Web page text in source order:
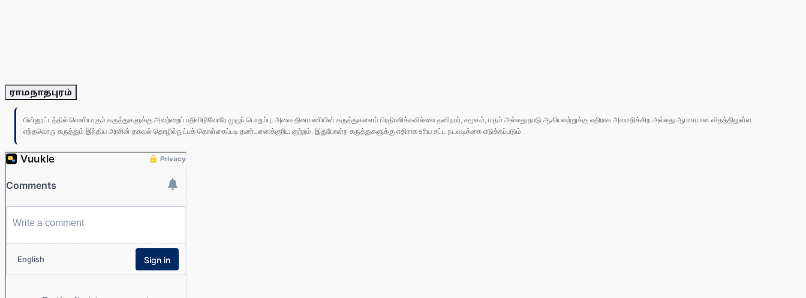
ராமநாதபுரம்
பின்னூட்டத்தில் வெளியாகும் கருத்துகளுக்கு அவற்றைப் பதிவிடுவோரே முழுப் பொறுப்பு; அவை தினமணியின் கருத்துகளைப் பிரதிபலிக்கவில்லை.தனிநபர், சமூகம், மதம் அல்லது நாடு ஆகியவற்றுக்கு எதிராக அவமதிக்கிற அல்லது ஆபாசமான விதத்திலுள்ள
எந்தவொரு கருத்தும் இந்திய அரசின் தகவல் தொழில்நுட்பக் கொள்கைப்படி தண்டனைக்குரிய குற்றம். இதுபோன்ற கருத்துகளுக்கு எதிராக உரிய சட்ட நடவடிக்கை எடுக்கப்படும்.